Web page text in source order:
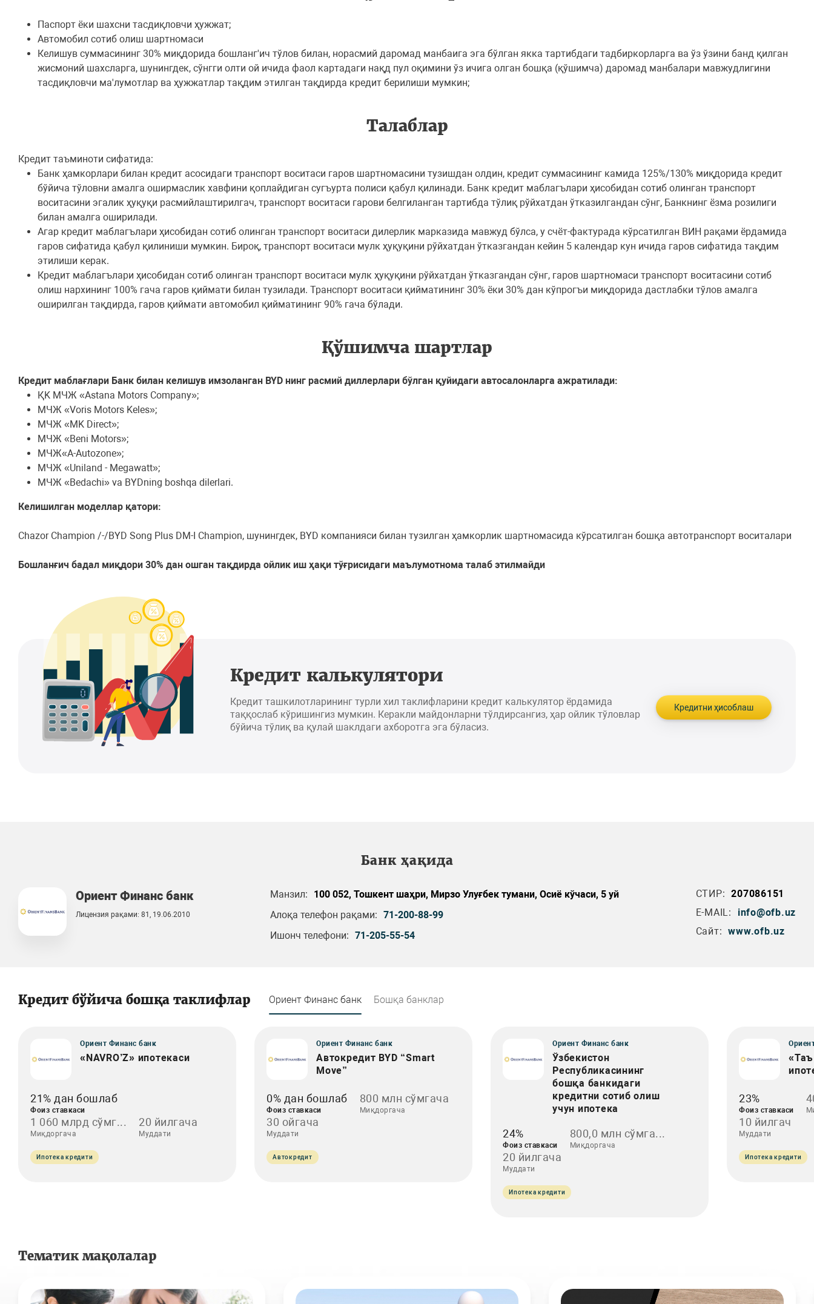
Паспорт ёки шахсни тасдиқловчи ҳужжат;
Автомобил сотиб олиш шартномаси
Келишув суммасининг 30% миқдорида бошланг'ич тўлов билан, норасмий даромад манбаига эга бўлган якка тартибдаги тадбиркорларга ва ўз ўзини банд қилган
жисмоний шахсларга, шунингдек, сўнгги олти ой ичида фаол картадаги нақд пул оқимини ўз ичига олган бошқа (қўшимча) даромад манбалари мавжудлигини
тасдиқловчи ма'лумотлар ва ҳужжатлар тақдим этилган тақдирда кредит берилиши мумкин;
Талаблар
Кредит таъминоти сифатида:
Банк ҳамкорлари билан кредит асосидаги транспорт воситаси гаров шартномасини тузишдан олдин, кредит суммасининг камида 125%/130% миқдорида кредит
бўйича тўловни амалга оширмаслик хавфини қоплайдиган сугъурта полиси қабул қилинади. Банк кредит маблагълари ҳисобидан сотиб олинган транспорт
воситасини эгалик ҳуқуқи расмийлаштирилгач, транспорт воситаси гарови белгиланган тартибда тўлиқ рўйхатдан ўтказилгандан сўнг, Банкнинг ёзма розилиги
билан амалга оширилади.
Агар кредит маблагълари ҳисобидан сотиб олинган транспорт воситаси дилерлик марказида мавжуд бўлса, у счёт-фактурада кўрсатилган ВИН рақами ёрдамида
гаров сифатида қабул қилиниши мумкин. Бироқ, транспорт воситаси мулк ҳуқуқини рўйхатдан ўтказгандан кейин 5 календар кун ичида гаров сифатида тақдим
этилиши керак.
Кредит маблагълари ҳисобидан сотиб олинган транспорт воситаси мулк ҳуқуқини рўйхатдан ўтказгандан сўнг, гаров шартномаси транспорт воситасини сотиб
олиш нархининг 100% гача гаров қиймати билан тузилади. Транспорт воситаси қийматининг 30% ёки 30% дан кўпрогъи миқдорида дастлабки тўлов амалга
оширилган тақдирда, гаров қиймати автомобил қийматининг 90% гача бўлади.
Қўшимча шартлар
Кредит маблағлари Банк билан келишув имзоланган BYD нинг расмий диллерлари бўлган қуйидаги автосалонларга ажратилади:
ҚK МЧЖ «Astana Motors Company»;
МЧЖ «Voris Motors Keles»;
МЧЖ «MK Direct»;
МЧЖ «Beni Motors»;
МЧЖ«A-Autozone»;
МЧЖ «Uniland - Megawatt»;
МЧЖ «Bedachi» va BYDning boshqa dilerlari.
Келишилган моделлар қатори:
Chazor Champion /-/BYD Song Plus DM-I Champion, шунингдек, BYD компанияси билан тузилган ҳамкорлик шартномасида кўрсатилган бошқа автотранспорт воситалари
Бошланғич бадал миқдори 30% дан ошган тақдирда ойлик иш ҳақи тўғрисидаги маълумотнома талаб этилмайди
Кредит калькулятори
Кредит ташкилотларининг турли хил таклифларини кредит калькулятор ёрдамида
таққослаб кўришингиз мумкин. Керакли майдонларни тўлдирсангиз, ҳар ойлик тўловлар
бўйича тўлиқ ва қулай шаклдаги ахборотга эга бўласиз.
Кредитни ҳисоблаш
Банк ҳақида
Ориент Финанс банк
Лицензия рақами: 81, 19.06.2010
Манзил:
100 052, Тошкент шаҳри, Мирзо Улуғбек тумани, Осиё кўчаси, 5 уй
Алоқа телефон рақами: 71-200-88-99
Ишонч телефони: 71-205-55-54
СТИР: 207086151
E-MAIL:
info@ofb.uz
Сайт: www.ofb.uz
Кредит бўйича бошқа таклифлар Ориент Финанс банк Бошқа банклар
Ориент Финанс банк
«NAVRO’Z» ипотекаси
21% дан бошлаб
Фоиз ставкаси
1 060 млрд сўмг...
Миқдоргача
20 йилгача
Муддати
Ипотека кредити
Ориент Финанс банк
Автокредит BYD “Smart
Move”
0% дан бошлаб
Фоиз ставкаси
800 млн сўмгача
Миқдоргача
30 ойгача
Муддати
Автокредит
Ориент Финанс банк
Ўзбекистон
Республикасининг
бошқа банкидаги
кредитни сотиб олиш
учун ипотека
24%
Фоиз ставкаси
800,0 млн сўмга...
Миқдоргача
20 йилгача
Муддати
Ипотека кредити
23%
Фоиз ставкаси
10 йилгач
Муддати
Ипотека кредити
Тематик мақолалар